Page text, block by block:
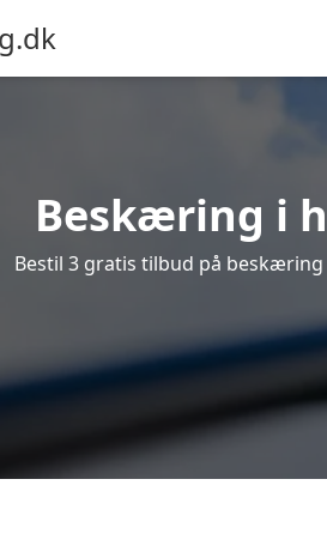
Beskæring i
Bestil 3 gratis tilbud på